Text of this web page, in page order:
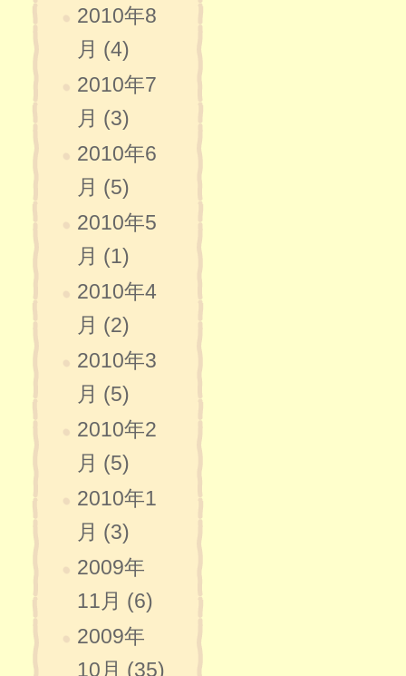
2010年8
月 (4)
2010年7
月 (3)
2010年6
月 (5)
2010年5
月 (1)
2010年4
月 (2)
2010年3
月 (5)
2010年2
月 (5)
2010年1
月 (3)
2009年
11月 (6)
2009年
10月 (35)